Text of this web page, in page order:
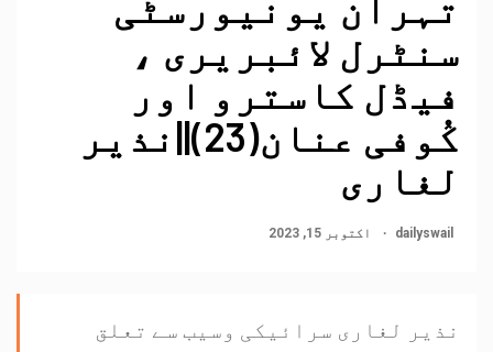
سنٹرل لائبریری ،
فیڈل کاسترو اور
کُوفی عنان(23)||نذیر
لغاری
dailyswail اکتوبر 15, 2023
نذیر لغاری سرائیکی وسیب سے تعلق